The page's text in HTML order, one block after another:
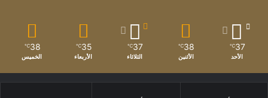
37
℃
الأحد
38
℃
الأثنين
37
℃
الثلاثاء
35
℃
الأربعاء
38
℃
الخميس